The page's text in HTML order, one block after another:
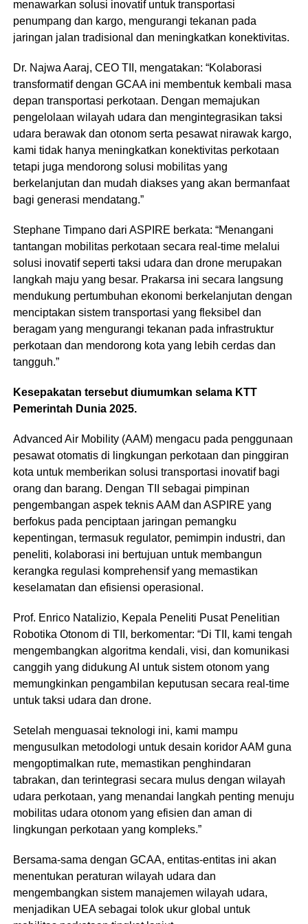
menawarkan solusi inovatif untuk transportasi
penumpang dan kargo, mengurangi tekanan pada
jaringan jalan tradisional dan meningkatkan konektivitas.
Dr. Najwa Aaraj, CEO TII, mengatakan: “Kolaborasi
transformatif dengan GCAA ini membentuk kembali masa
depan transportasi perkotaan. Dengan memajukan
pengelolaan wilayah udara dan mengintegrasikan taksi
udara berawak dan otonom serta pesawat nirawak kargo,
kami tidak hanya meningkatkan konektivitas perkotaan
tetapi juga mendorong solusi mobilitas yang
berkelanjutan dan mudah diakses yang akan bermanfaat
bagi generasi mendatang.”
Stephane Timpano dari ASPIRE berkata: “Menangani
tantangan mobilitas perkotaan secara real-time melalui
solusi inovatif seperti taksi udara dan drone merupakan
langkah maju yang besar. Prakarsa ini secara langsung
mendukung pertumbuhan ekonomi berkelanjutan dengan
menciptakan sistem transportasi yang fleksibel dan
beragam yang mengurangi tekanan pada infrastruktur
perkotaan dan mendorong kota yang lebih cerdas dan
tangguh.”
Kesepakatan tersebut diumumkan selama KTT
Pemerintah Dunia 2025.
Advanced Air Mobility (AAM) mengacu pada penggunaan
pesawat otomatis di lingkungan perkotaan dan pinggiran
kota untuk memberikan solusi transportasi inovatif bagi
orang dan barang. Dengan TII sebagai pimpinan
pengembangan aspek teknis AAM dan ASPIRE yang
berfokus pada penciptaan jaringan pemangku
kepentingan, termasuk regulator, pemimpin industri, dan
peneliti, kolaborasi ini bertujuan untuk membangun
kerangka regulasi komprehensif yang memastikan
keselamatan dan efisiensi operasional.
Prof. Enrico Natalizio, Kepala Peneliti Pusat Penelitian
Robotika Otonom di TII, berkomentar: “Di TII, kami tengah
mengembangkan algoritma kendali, visi, dan komunikasi
canggih yang didukung AI untuk sistem otonom yang
memungkinkan pengambilan keputusan secara real-time
untuk taksi udara dan drone.
Setelah menguasai teknologi ini, kami mampu
mengusulkan metodologi untuk desain koridor AAM guna
mengoptimalkan rute, memastikan penghindaran
tabrakan, dan terintegrasi secara mulus dengan wilayah
udara perkotaan, yang menandai langkah penting menuju
mobilitas udara otonom yang efisien dan aman di
lingkungan perkotaan yang kompleks.”
Bersama-sama dengan GCAA, entitas-entitas ini akan
menentukan peraturan wilayah udara dan
mengembangkan sistem manajemen wilayah udara,
menjadikan UEA sebagai tolok ukur global untuk